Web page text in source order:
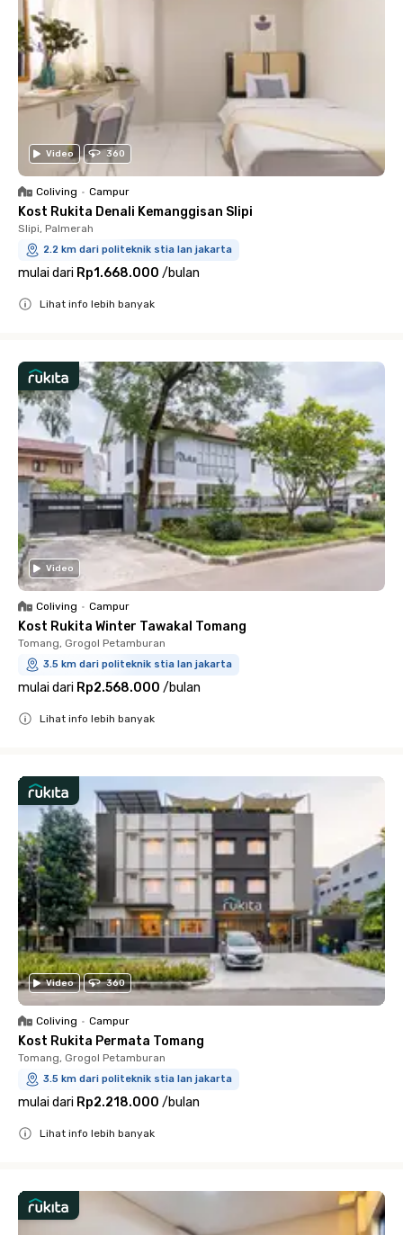
Video 360
Coliving • Campur
Kost Rukita Denali Kemanggisan Slipi
Slipi, Palmerah
2.2 km dari politeknik stia lan jakarta
mulai dari Rp1.668.000 /bulan
Lihat info lebih banyak
Video
Coliving • Campur
Kost Rukita Winter Tawakal Tomang
Tomang, Grogol Petamburan
3.5 km dari politeknik stia lan jakarta
mulai dari Rp2.568.000 /bulan
Lihat info lebih banyak
Video 360
Coliving • Campur
Kost Rukita Permata Tomang
Tomang, Grogol Petamburan
3.5 km dari politeknik stia lan jakarta
mulai dari Rp2.218.000 /bulan
Lihat info lebih banyak